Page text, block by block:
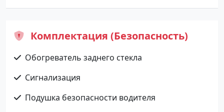
Комплектация (Безопасность)
Обогреватель заднего стекла
Сигнализация
Подушка безопасности водителя